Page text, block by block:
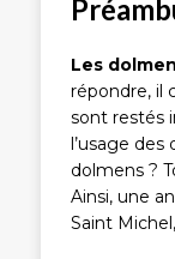
Les
répondre, il
sont restés
l’usage
dolmens ?
Ainsi, une
Saint